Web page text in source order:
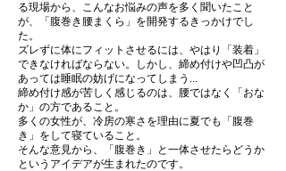
る現場から、こんなお悩みの声を多く聞いたこと
が、「腹巻き腰まくら」を開発するきっかけでし
た。
ズレずに体にフィットさせるには、やはり「装着」
できなければならない。しかし、締め付けや凹凸が
あっては睡眠の妨げになってしまう...
締め付け感が苦しく感じるのは、腰ではなく「おな
か」の方であること。
多くの女性が、冷房の寒さを理由に夏でも「腹巻
き」をして寝ていること。
そんな意見から、「腹巻き」と一体させたらどうか
というアイデアが生まれたのです。